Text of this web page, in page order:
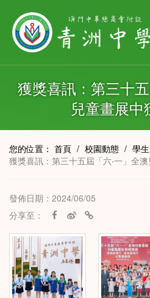
獲獎喜訊：第三十
兒童畫展中
您的位置： 首頁 / 校園動態 / 學
獲獎喜訊：第三十五屆「六‧一」全
發佈日期：2024/06/05
分享至：